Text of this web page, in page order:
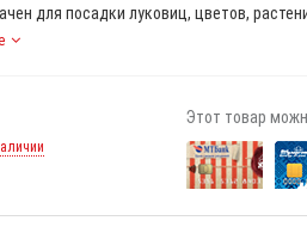
для посадки луковиц, цветов,
Этот товар